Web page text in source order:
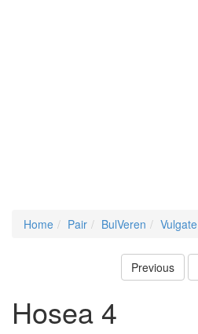
Home Pair BulVeren Vulgate
Previous
Hosea 4